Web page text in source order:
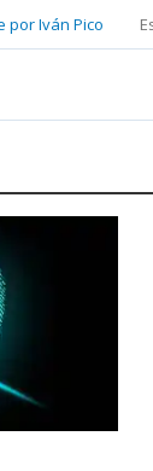
por Iván Pico